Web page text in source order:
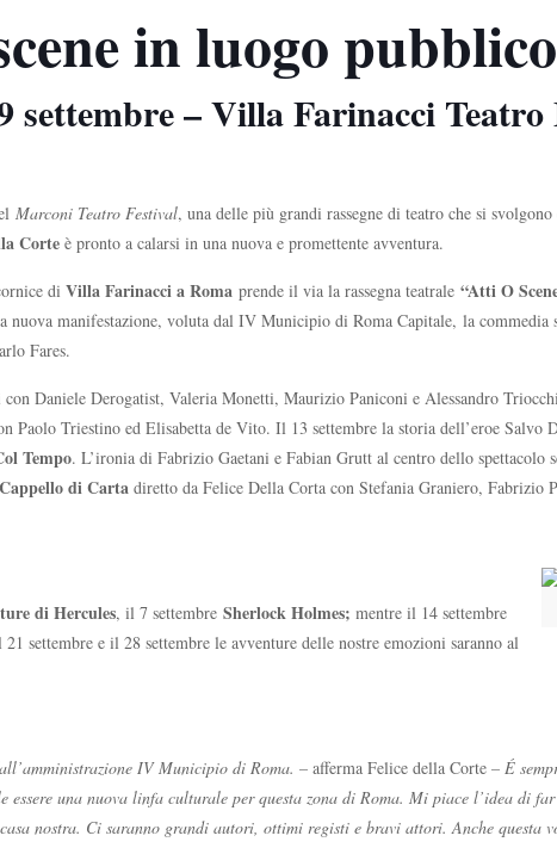
in luogo pubblico
settembre – Villa Farinacci Teatro
Marconi Teatro Festival, una delle più grandi rassegne di teatro che si
Corteè pronto a calarsi in una nuova e promettente avventura.
diVilla Farinacci a Romaprende il via la rassegna teatrale“Atti O
nuova manifestazione, voluta dal IV Municipio di Roma Capitale, la
Fares.
Daniele Derogatist, Valeria Monetti, Maurizio Paniconi e Alessandro
Paolo Triestino ed Elisabetta de Vito. Il 13 settembre la storia dell’eroe Salvo
Tempo. L’ironia di Fabrizio Gaetani e Fabian Grutt al centro dello
di Cartadiretto da Felice Della Corta con Stefania Graniero,
di Hercules, il 7 settembreSherlock Holmes;mentre il 14 settembre
21 settembre e il 28 settembre le avventure delle nostre emozioni saranno al
IV Municipio di Roma. –afferma Felice della Corte – É
una nuova linfa culturale per questa zona di Roma. Mi piace l’idea di
nostra. Ci saranno grandi autori, ottimi registi e bravi attori. Anche questa